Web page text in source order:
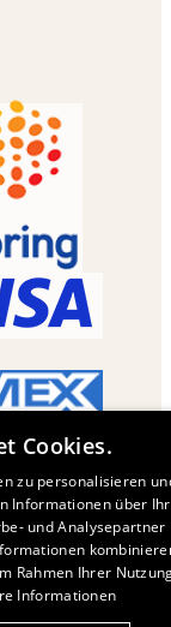
Cookies.
zu personalisieren
Informationen über
und Analysepartner
Rahmen Ihrer
Informationen